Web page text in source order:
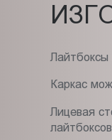
Лайтбоксы
Каркас
Лицевая